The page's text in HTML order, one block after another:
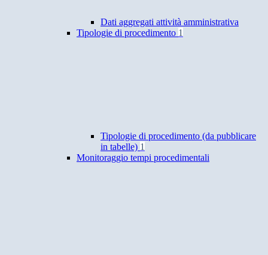
Dati aggregati attività amministrativa
Tipologie di procedimento 1
Tipologie di procedimento (da pubblicare
in tabelle) 1
Monitoraggio tempi procedimentali